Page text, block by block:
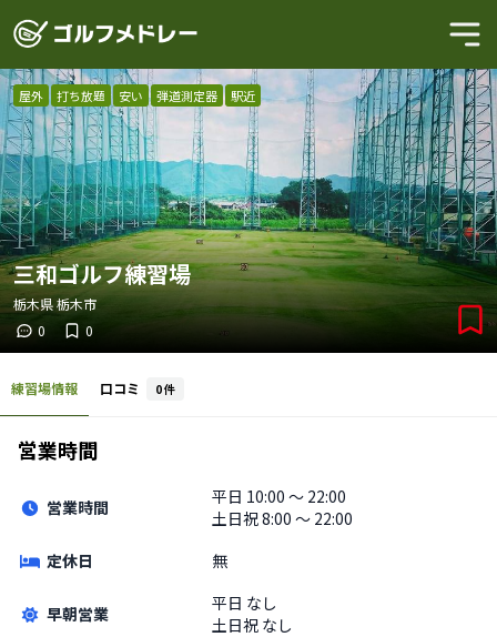
屋外 打ち放題 安い 弾道測定器 駅近
三和ゴルフ練習場
栃木県栃木市
0
0
練習場情報 口コミ 0件
営業時間
営業時間 平日 10:00 〜 22:00
土日祝8:00 〜 22:00
定休日
無
早朝営業 平日 なし
土日祝 なし